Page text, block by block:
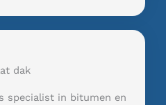
dak
specialist in bitumen en